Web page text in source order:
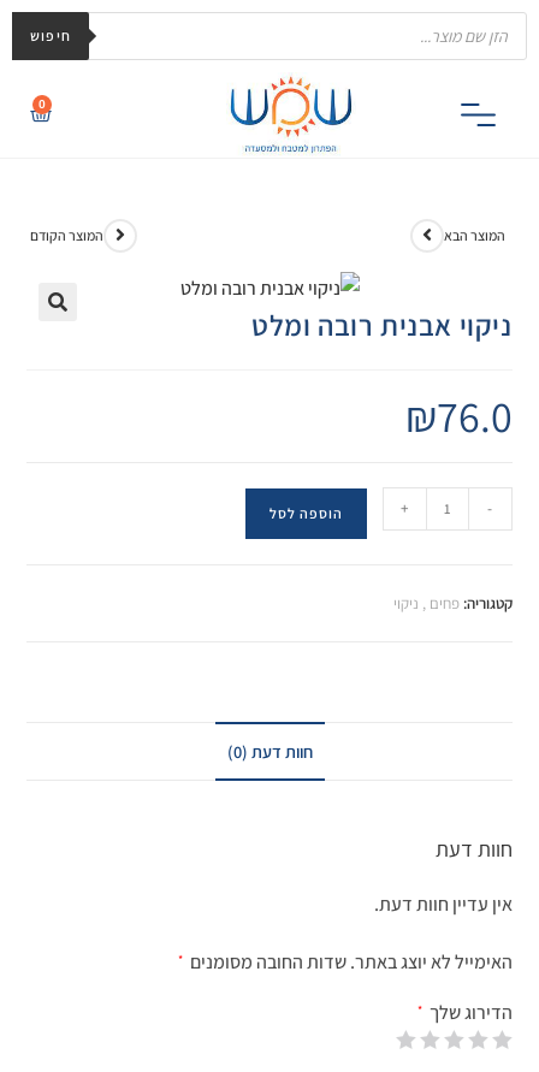
חיפוש
0
המוצר הקודם המוצר הבא
ניקוי אבנית רובה ומלט
₪76.0
-
+ הוספה לסל
קטגוריה:פחים , ניקוי
חוות דעת (0)
חוות דעת
אין עדיין חוות דעת.
האימייל לא יוצג באתר. שדות החובה מסומנים *
הדירוג שלך *